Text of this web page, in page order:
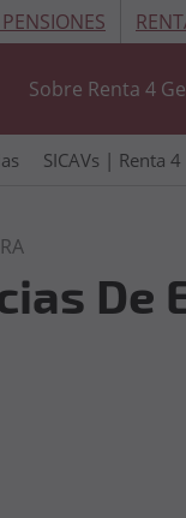
Sobre Renta 4
SICAVs | Renta 4
De